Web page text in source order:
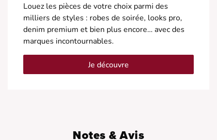
Louez les pièces de votre choix parmi des
milliers de styles : robes de soirée, looks pro,
denim premium et bien plus encore… avec des
marques incontournables.
Je découvre
Notes & Avis